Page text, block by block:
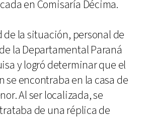
en Comisaría Décima.
de la situación, personal de
la Departamental Paraná
y logró determinar que el
se encontraba en la casa de
Al ser localizada, se
de una réplica de